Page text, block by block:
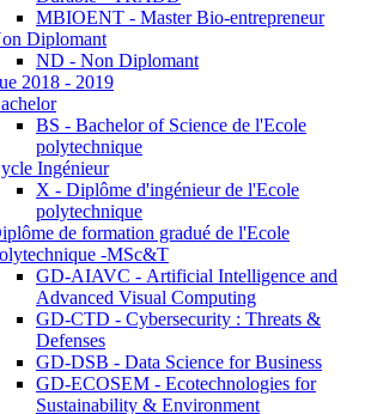
MBIOENT - Master Bio-entrepreneur
Diplomant
ND - Non Diplomant
2018 - 2019
BS - Bachelor of Science de l'Ecole
polytechnique
Ingénieur
X - Diplôme d'ingénieur de l'Ecole
polytechnique
de formation gradué de l'Ecole
-MSc&T
GD-AIAVC - Artificial Intelligence and
Advanced Visual Computing
GD-CTD - Cybersecurity : Threats &
Defenses
GD-DSB - Data Science for Business
GD-ECOSEM - Ecotechnologies for
Sustainability & Environment